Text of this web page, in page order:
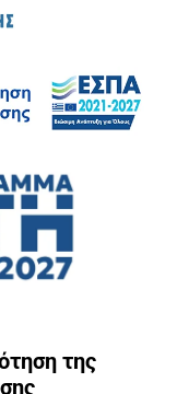
της